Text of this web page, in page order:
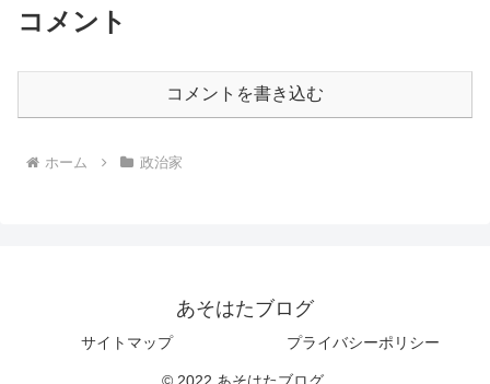
コメント
コメントを書き込む
ホーム 政治家
あそはたブログ
サイトマップ プライバシーポリシー
© 2022 あそはたブログ.